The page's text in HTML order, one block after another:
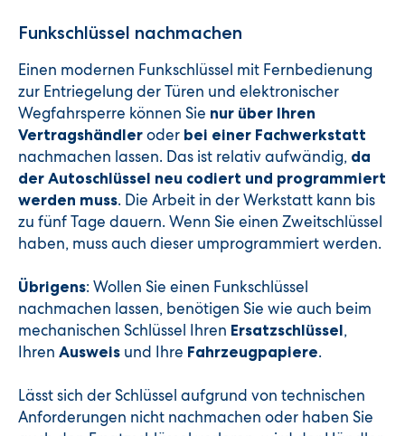
Funkschlüssel nachmachen
Einen modernen Funkschlüssel mit Fernbedienung
zur Entriegelung der Türen und elektronischer
Wegfahrsperre können Sie nur über Ihren
Vertragshändler oder bei einer Fachwerkstatt
nachmachen lassen. Das ist relativ aufwändig, da
der Autoschlüssel neu codiert und programmiert
werden muss. Die Arbeit in der Werkstatt kann bis
zu fünf Tage dauern. Wenn Sie einen Zweitschlüssel
haben, muss auch dieser umprogrammiert werden.
Übrigens: Wollen Sie einen Funkschlüssel
nachmachen lassen, benötigen Sie wie auch beim
mechanischen Schlüssel Ihren Ersatzschlüssel,
Ihren Ausweis und Ihre Fahrzeugpapiere.
Lässt sich der Schlüssel aufgrund von technischen
Anforderungen nicht nachmachen oder haben Sie